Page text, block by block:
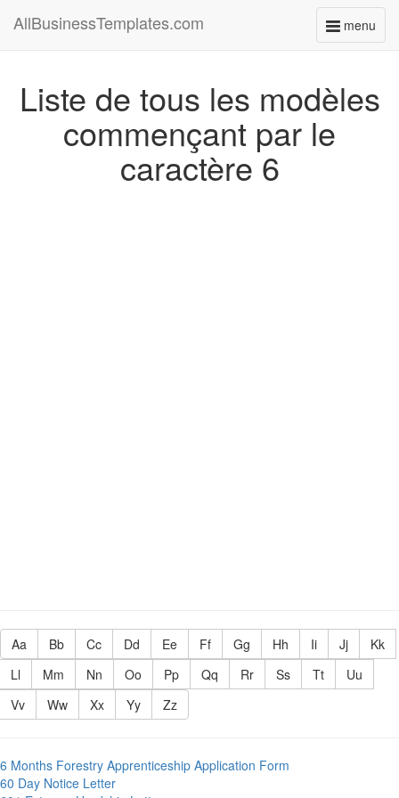
menu
Toggle
AllBusinessTemplates.com
Liste de tous les modèles
commençant par le
caractère 6
Aa Bb Cc Dd Ee Ff Gg Hh Ii Jj
Kk
Ll
Mm Nn Oo Pp Qq Rr Ss Tt
Uu
Vv
Ww Xx Yy Zz
6 Months Forestry Apprenticeship Application Form
60 Day Notice Letter